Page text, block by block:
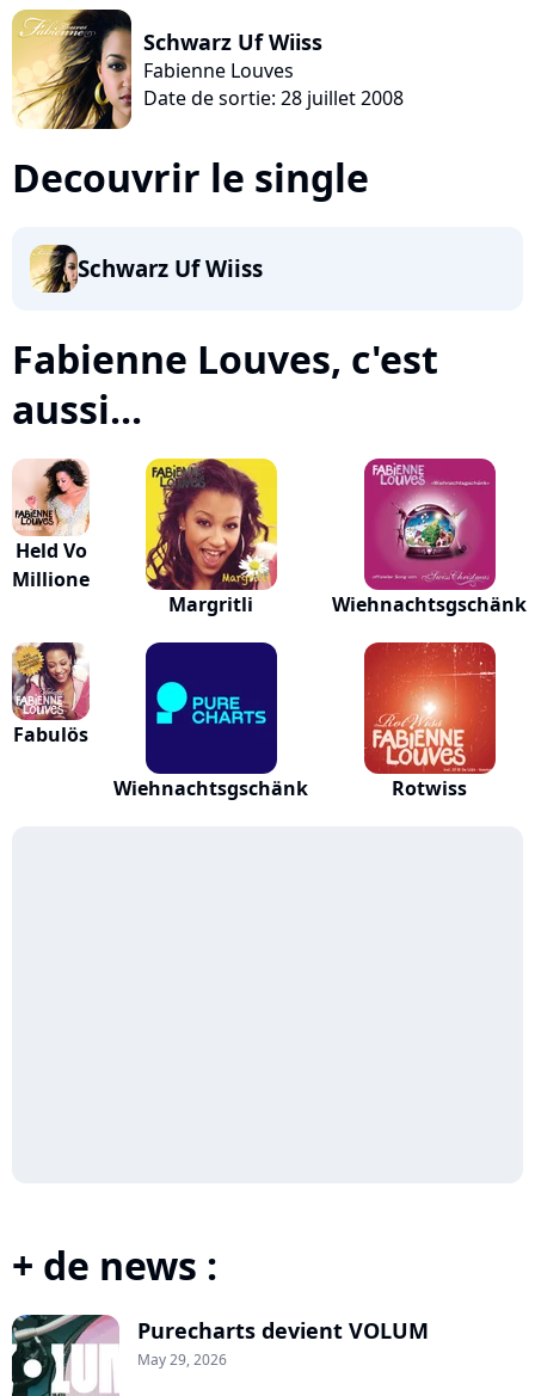
Schwarz Uf Wiiss
Fabienne Louves
Date de sortie: 28 juillet 2008
Decouvrir le single
Schwarz Uf Wiiss
Fabienne Louves, c'est
aussi...
Held Vo
Millione
Margritli
Wiehnachtsgschänk
Fabulös
Wiehnachtsgschänk Rotwiss
+ de news :
Purecharts devient VOLUM
May 29, 2026